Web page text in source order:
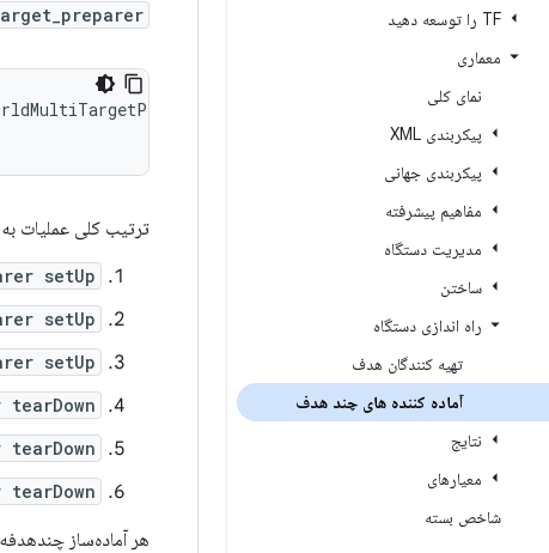
TF را توسعه دهید
معماری
نمای کلی
پیکربندی XML
پیکربندی جهانی
مفاهیم پیشرفته
مدیریت دستگاه
ساختن
راه اندازی دستگاه
تهیه کنندگان هدف
آماده کننده های چند هدف
نتایج
معیارهای
شاخص بسته
ترتیب کلی عملیات
setUp
setUp
setUp
هر آماده‌ساز